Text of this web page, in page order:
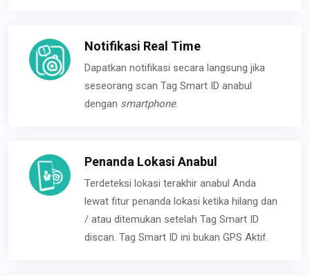
Notifikasi Real Time
Dapatkan notifikasi secara langsung jika
seseorang scan Tag Smart ID anabul
dengan smartphone.
Penanda Lokasi Anabul
Terdeteksi lokasi terakhir anabul Anda
lewat fitur penanda lokasi ketika hilang dan
/ atau ditemukan setelah Tag Smart ID
discan. Tag Smart ID ini bukan GPS Aktif.